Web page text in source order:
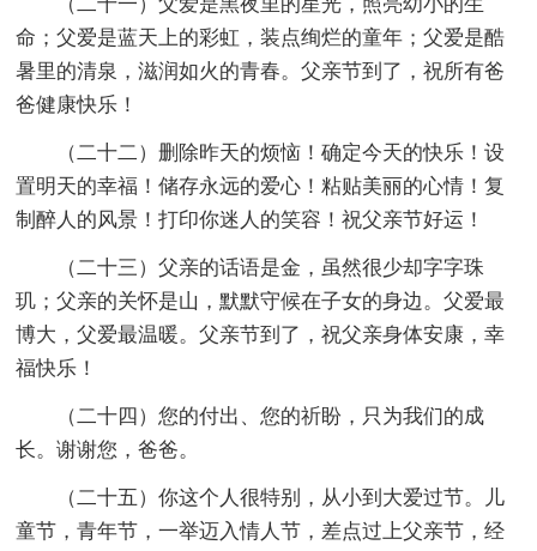
命；父爱是蓝天上的彩虹，装点绚烂的童年；父爱是酷
暑里的清泉，滋润如火的青春。父亲节到了，祝所有爸
爸健康快乐！
（二十二）删除昨天的烦恼！确定今天的快乐！设
置明天的幸福！储存永远的爱心！粘贴美丽的心情！复
制醉人的风景！打印你迷人的笑容！祝父亲节好运！
（二十三）父亲的话语是金，虽然很少却字字珠
玑；父亲的关怀是山，默默守候在子女的身边。父爱最
博大，父爱最温暖。父亲节到了，祝父亲身体安康，幸
福快乐！
（二十四）您的付出、您的祈盼，只为我们的成
长。谢谢您，爸爸。
（二十五）你这个人很特别，从小到大爱过节。儿
童节，青年节，一举迈入情人节，差点过上父亲节，经